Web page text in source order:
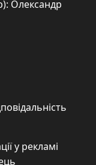
Олександр
у рекламі